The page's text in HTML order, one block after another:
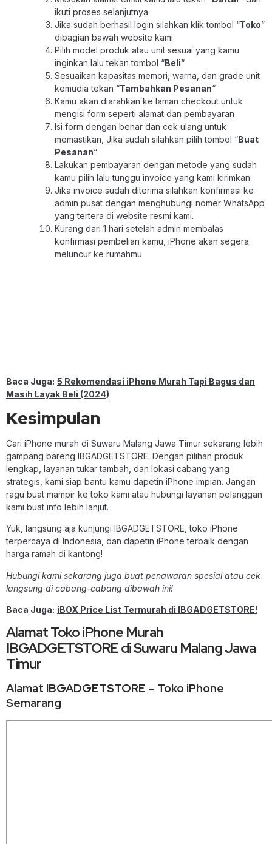
ikuti proses selanjutnya
Jika sudah berhasil login silahkan klik tombol “Toko”
dibagian bawah website kami
Pilih model produk atau unit sesuai yang kamu
inginkan lalu tekan tombol “Beli“
Sesuaikan kapasitas memori, warna, dan grade unit
kemudia tekan “Tambahkan Pesanan“
Kamu akan diarahkan ke laman checkout untuk
mengisi form seperti alamat dan pembayaran
Isi form dengan benar dan cek ulang untuk
memastikan, Jika sudah silahkan pilih tombol “Buat
Pesanan“
Lakukan pembayaran dengan metode yang sudah
kamu pilih lalu tunggu invoice yang kami kirimkan
Jika invoice sudah diterima silahkan konfirmasi ke
admin pusat dengan menghubungi nomer WhatsApp
yang tertera di website resmi kami.
Kurang dari 1 hari setelah admin membalas
konfirmasi pembelian kamu, iPhone akan segera
meluncur ke rumahmu
Baca Juga: 5 Rekomendasi iPhone Murah Tapi Bagus dan
Masih Layak Beli (2024)
Kesimpulan
Cari iPhone murah di Suwaru Malang Jawa Timur sekarang lebih
gampang bareng IBGADGETSTORE. Dengan pilihan produk
lengkap, layanan tukar tambah, dan lokasi cabang yang
strategis, kami siap bantu kamu dapetin iPhone impian. Jangan
ragu buat mampir ke toko kami atau hubungi layanan pelanggan
kami buat info lebih lanjut.
Yuk, langsung aja kunjungi IBGADGETSTORE, toko iPhone
terpercaya di Indonesia, dan dapetin iPhone terbaik dengan
harga ramah di kantong!
Hubungi kami sekarang juga buat penawaran spesial atau cek
langsung di cabang-cabang dibawah ini!
Baca Juga: iBOX Price List Termurah di IBGADGETSTORE!
Alamat Toko iPhone Murah
IBGADGETSTORE di Suwaru Malang Jawa
Timur
Alamat IBGADGETSTORE – Toko iPhone
Semarang